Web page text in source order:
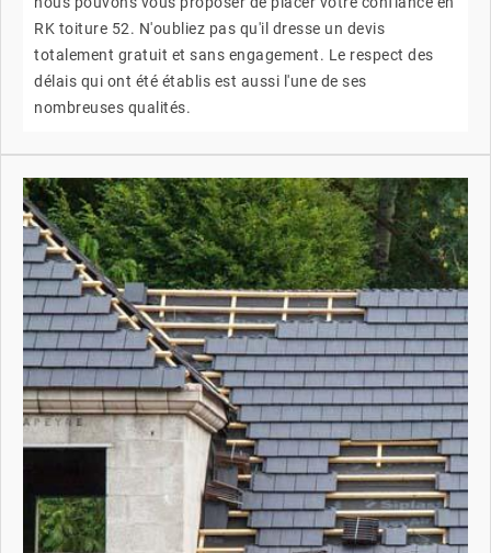
RK toiture 52. N'oubliez pas qu'il dresse un devis
totalement gratuit et sans engagement. Le respect des
délais qui ont été établis est aussi l'une de ses
nombreuses qualités.